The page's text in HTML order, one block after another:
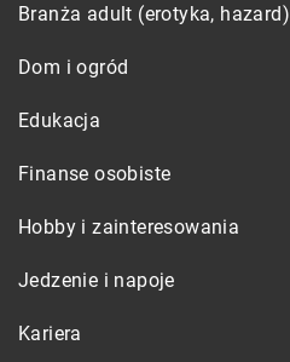
Branża adult (erotyka, hazard)
Dom i ogród
Edukacja
Finanse osobiste
Hobby i zainteresowania
Jedzenie i napoje
Kariera